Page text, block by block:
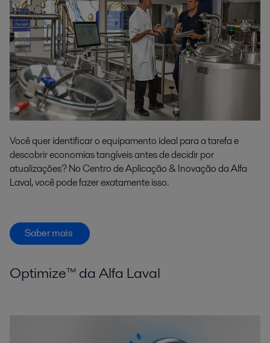
Você quer identificar o equipamento ideal para a tarefa e
descobrir economias tangíveis antes de decidir por
atualizações? No Centro de Aplicação & Inovação da Alfa
Laval, você pode fazer exatamente isso.
Saber mais
Optimize™ da Alfa Laval